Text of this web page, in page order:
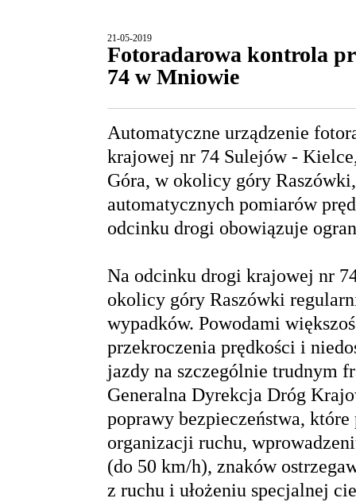
21-05-2019
Fotoradarowa kontrola
74 w Mniowie
Automatyczne urządzenie
krajowej nr 74 Sulejów -
Góra, w okolicy góry
automatycznych pomiarów
odcinku drogi obowiązuje
Na odcinku drogi krajowej nr
okolicy góry Raszówki
wypadków. Powodami
przekroczenia prędkości i
jazdy na szczególnie trudnym
Generalna Dyrekcja Dróg
poprawy bezpieczeństwa,
organizacji ruchu,
(do 50 km/h), znaków
z ruchu i ułożeniu specjalnej